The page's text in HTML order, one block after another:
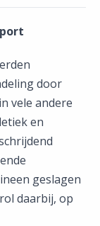
door
vele andere
en
geslagen
daarbij, op